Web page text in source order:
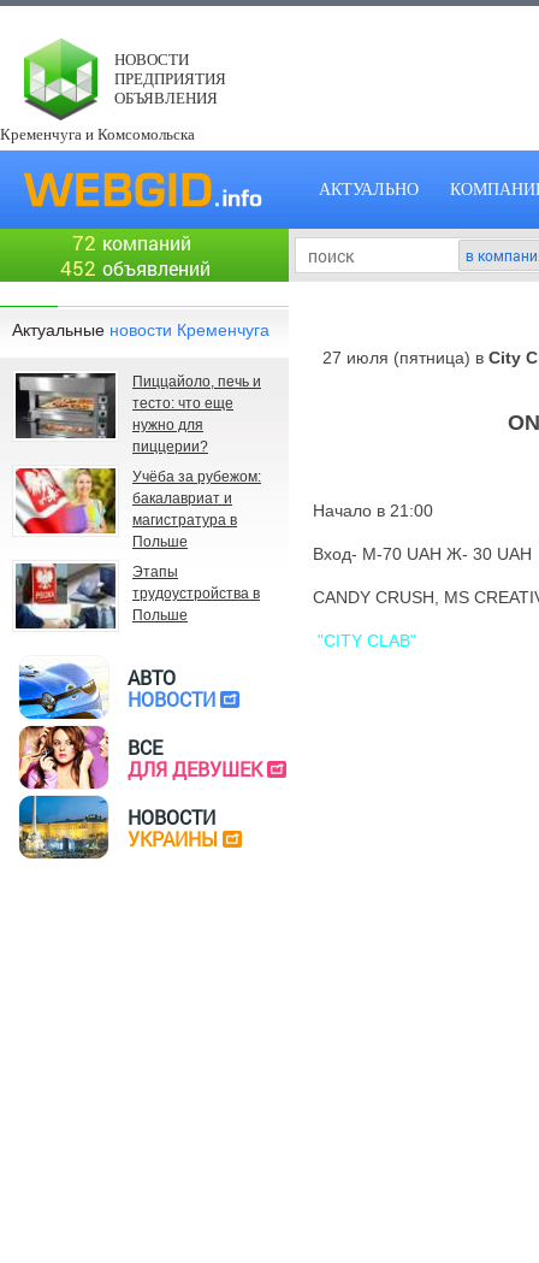
НОВОСТИ
ПРЕДПРИЯТИЯ
ОБЪЯВЛЕНИЯ
Кременчуга и Комсомольска
АКТУАЛЬНО
72 компаний
452 объявлений
27 июля (пятница) в City
Начало в 21:00
Вход- М-70 UAH Ж- 30 UAH
CANDY CRUSH, MS
"CITY CLAB"
Актуальные новости Кременчуга
Пиццайоло, печь и
тесто: что еще
нужно для
пиццерии?
Учёба за рубежом:
бакалавриат и
магистратура в
Польше
Этапы
трудоустройства в
Польше
АВТО
НОВОСТИ
ВСЕ
ДЛЯ ДЕВУШЕК
НОВОСТИ
УКРАИНЫ